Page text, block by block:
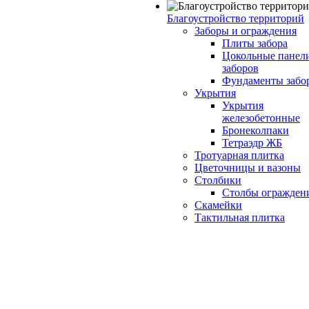
Благоустройство территорий
Заборы и ограждения
Плиты забора
Цокольные
заборов
Фундаменты
Укрытия
Укрытия
железобетонные
Бронеколпаки
Тетраэдр ЖБ
Тротуарная плитка
Цветочницы и вазоны
Столбики
Столбы
Скамейки
Тактильная плитка